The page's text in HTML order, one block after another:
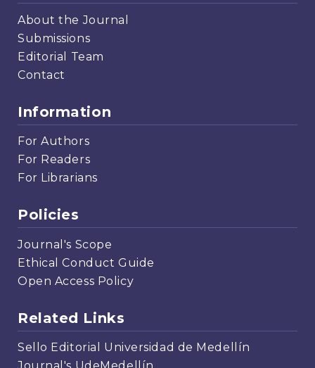
About the Journal
Submissions
Editorial Team
Contact
Information
For Authors
For Readers
For Librarians
Policies
Journal's Scope
Ethical Conduct Guide
Open Access Policy
Related Links
Sello Editorial Universidad de Medellín